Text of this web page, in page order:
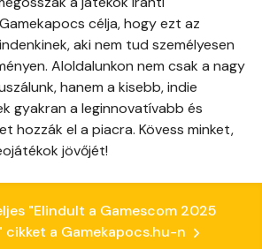
célja, hogy ezt az
aki nem tud személyesen
Aloldalunkon nem csak a nagy
hanem a kisebb, indie
gyakran a leginnovatívabb és
hozzák el a piacra. Kövess minket,
jövőjét!
"Elindult a Gamescom 2025
cikket a Gamekapocs.hu-n